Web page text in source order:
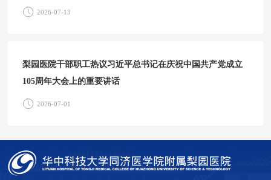
2026-07-13
梨园医院干部职工热议习近平总书记在庆祝中国共产党成立
105周年大会上的重要讲话
2026-07-01